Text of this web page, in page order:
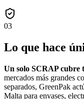
03
Lo que hace
Un solo SCRAP cubre
mercados más grandes
separados, GreenPak
Malta para envases,